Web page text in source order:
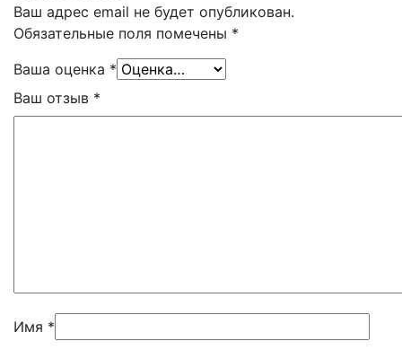
Ваш адрес email не будет опубликован.
Обязательные поля помечены *
Ваша оценка *
Ваш отзыв *
Имя *